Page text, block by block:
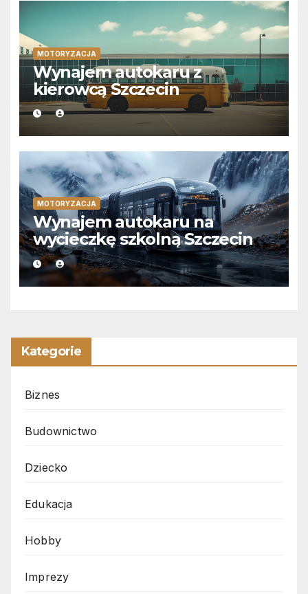
MOTORYZACJA
Wynajem autokaru z
kierowcą Szczecin
MOTORYZACJA
Wynajem autokaru na
wycieczkę szkolną Szczecin
Kategorie
Biznes
Budownictwo
Dziecko
Edukacja
Hobby
Imprezy